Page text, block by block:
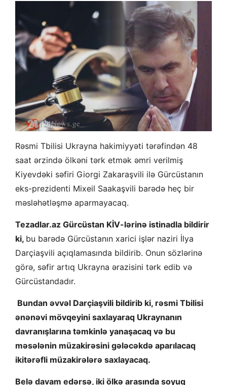
Rəsmi Tbilisi Ukrayna hakimiyyəti tərəfindən 48
saat ərzində ölkəni tərk etmək əmri verilmiş
Kiyevdəki səfiri Giorgi Zakaraşvili ilə Gürcüstanın
eks-prezidenti Mixeil Saakaşvili barədə heç bir
məsləhətləşmə aparmayacaq.
Tezadlar.az Gürcüstan KİV-lərinə istinadla bildirir
ki, bu barədə Gürcüstanın xarici işlər naziri İlya
Darçiaşvili açıqlamasında bildirib. Onun sözlərinə
görə, səfir artıq Ukrayna ərazisini tərk edib və
Gürcüstandadır.
Bundan əvvəl Darçiaşvili bildirib ki, rəsmi Tbilisi
ənənəvi mövqeyini saxlayaraq Ukraynanın
davranışlarına təmkinlə yanaşacaq və bu
məsələnin müzakirəsini gələcəkdə aparılacaq
ikitərəfli müzakirələrə saxlayacaq.
Belə davam edərsə, iki ölkə arasında soyuq